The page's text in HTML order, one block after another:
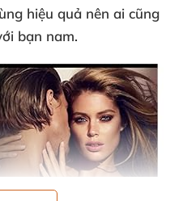
hiệu quả nên ai cũng
bạn nam.